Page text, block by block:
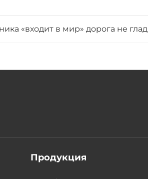
«входит в мир» дорога не
Продукция